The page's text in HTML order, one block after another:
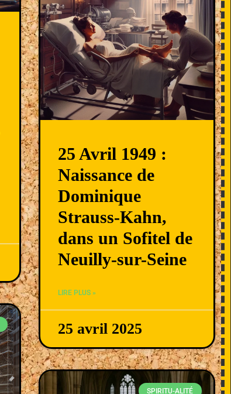
25 Avril 1949 :
Naissance de
Dominique
Strauss-Kahn,
dans un Sofitel de
Neuilly-sur-Seine
LIRE PLUS »
25 avril 2025
SPIRITU-ALITÉ